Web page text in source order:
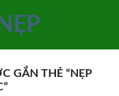
GẮN THẺ “NẸP